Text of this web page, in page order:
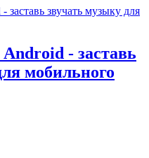
- заставь
мобильного